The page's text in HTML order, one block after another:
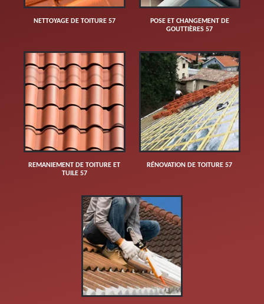
NETTOYAGE DE TOITURE 57
POSE ET CHANGEMENT DE
GOUTTIÈRES 57
REMANIEMENT DE TOITURE ET
TUILE 57
RÉNOVATION DE TOITURE 57